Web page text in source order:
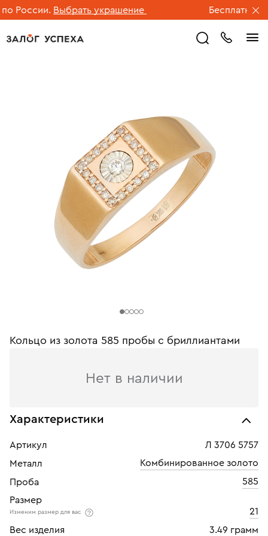
России. Выбрать украшение Бесплатная
Кольцо из золота 585 пробы с бриллиантами
Нет в наличии
Характеристики
Артикул
Л 3706 5757
Металл
Комбинированное золото
Проба
585
Размер
Изменим размер для вас
21
Вес изделия
3.49 грамм